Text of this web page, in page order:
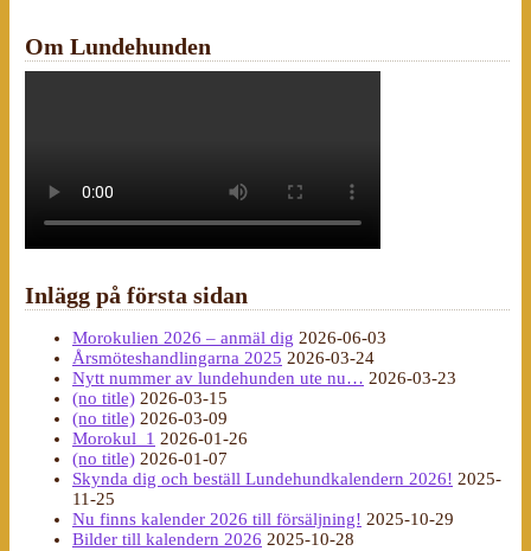
Om Lundehunden
Inlägg på första sidan
Morokulien 2026 – anmäl dig 2026-06-03
Årsmöteshandlingarna 2025 2026-03-24
Nytt nummer av lundehunden ute nu… 2026-03-23
(no title) 2026-03-15
(no title) 2026-03-09
Morokul_1 2026-01-26
(no title) 2026-01-07
Skynda dig och beställ Lundehundkalendern 2026! 2025-
11-25
Nu finns kalender 2026 till försäljning! 2025-10-29
Bilder till kalendern 2026 2025-10-28